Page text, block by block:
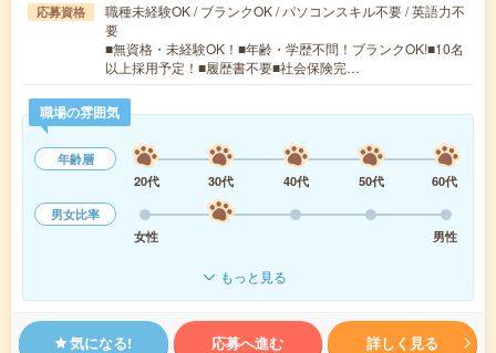
応募資格
職種未経験OK / ブランクOK / パソコンスキル不要 / 英語力不
要
■無資格・未経験OK！■年齢・学歴不問！ブランクOK!■10名
以上採用予定！■履歴書不要■社会保険完…
職場の雰囲気
年齢層
20代
30代 40代 50代
60代
男女比率
女性
男性
もっと見る
気になる! 応募へ進む 詳しく見る